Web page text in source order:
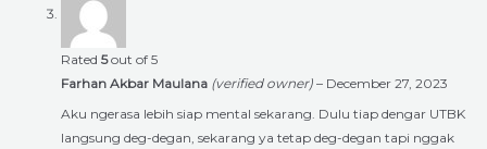
Rated 5out of 5
Farhan Akbar Maulana (verified owner) – December 27, 2023
Aku ngerasa lebih siap mental sekarang. Dulu tiap dengar UTBK
langsung deg-degan, sekarang ya tetap deg-degan tapi nggak